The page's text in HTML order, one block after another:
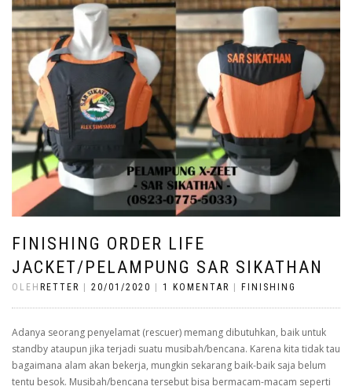
FINISHING ORDER LIFE
JACKET/PELAMPUNG SAR SIKATHAN
OLEH RETTER 20/01/2020 1 KOMENTAR FINISHING
Adanya seorang penyelamat (rescuer) memang dibutuhkan, baik untuk
standby ataupun jika terjadi suatu musibah/bencana. Karena kita tidak tau
bagaimana alam akan bekerja, mungkin sekarang baik-baik saja belum
tentu besok. Musibah/bencana tersebut bisa bermacam-macam seperti